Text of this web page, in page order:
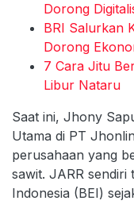
Dorong
BRI Salurkan
Dorong
7 Cara Jitu
Libur Nataru
Saat ini, Jhony
Utama di PT
perusahaan yang
sawit. JARR
Indonesia (BEI)